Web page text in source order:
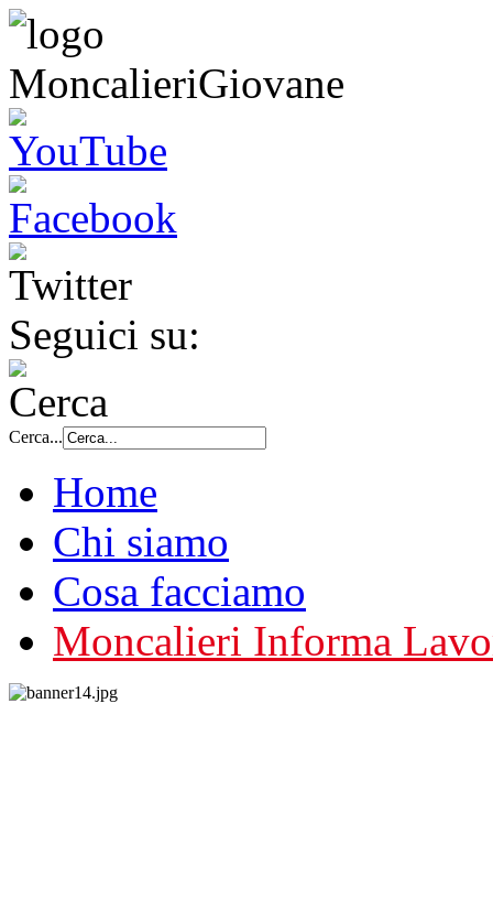
Seguici su:
Cerca...
Home
Chi siamo
Cosa facciamo
Moncalieri Informa